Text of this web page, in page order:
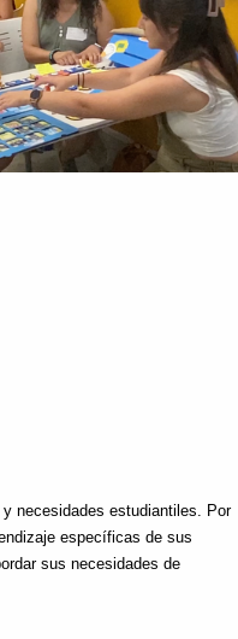
necesidades estudiantiles. Por
específicas de sus
sus necesidades de